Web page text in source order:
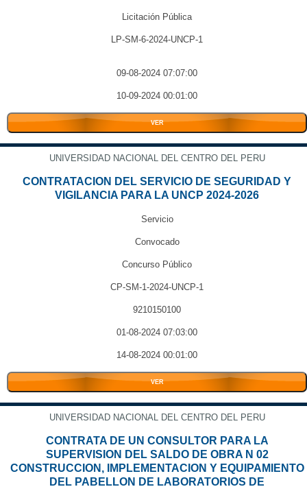
Licitación Pública
LP-SM-6-2024-UNCP-1
09-08-2024 07:07:00
10-09-2024 00:01:00
VER
UNIVERSIDAD NACIONAL DEL CENTRO DEL PERU
CONTRATACION DEL SERVICIO DE SEGURIDAD Y
VIGILANCIA PARA LA UNCP 2024-2026
Servicio
Convocado
Concurso Público
CP-SM-1-2024-UNCP-1
9210150100
01-08-2024 07:03:00
14-08-2024 00:01:00
VER
UNIVERSIDAD NACIONAL DEL CENTRO DEL PERU
CONTRATA DE UN CONSULTOR PARA LA
SUPERVISION DEL SALDO DE OBRA N 02
CONSTRUCCION, IMPLEMENTACION Y EQUIPAMIENTO
DEL PABELLON DE LABORATORIOS DE